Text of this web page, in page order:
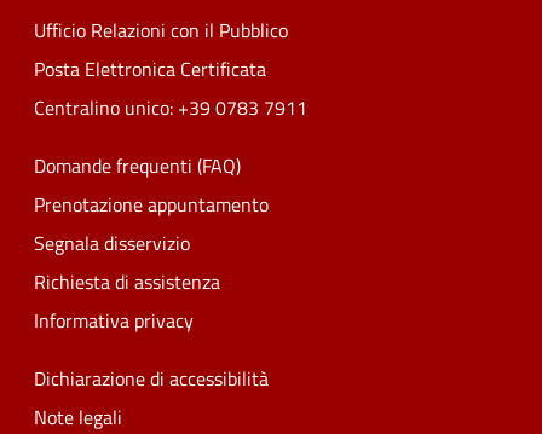
Ufficio Relazioni con il Pubblico
Posta Elettronica Certificata
Centralino unico: +39 0783 7911
Domande frequenti (FAQ)
Prenotazione appuntamento
Segnala disservizio
Richiesta di assistenza
Informativa privacy
Dichiarazione di accessibilità
Note legali